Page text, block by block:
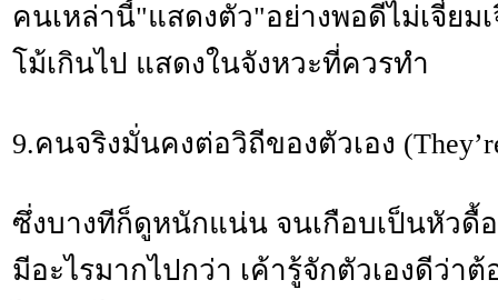
คนเหล่านี้"แสดงตัว"อย่างพอดีไม่เจี๋ยม
โม้เกินไป แสดงในจังหวะที่ควรทำ
9.คนจริงมั่นคงต่อวิถีของตัวเอง
ซึ่งบางทีก็ดูหนักแน่น จนเกือบเป็นหัวดื้
มีอะไรมากไปกว่า เค้ารู้จักตัวเองดีว่าต้